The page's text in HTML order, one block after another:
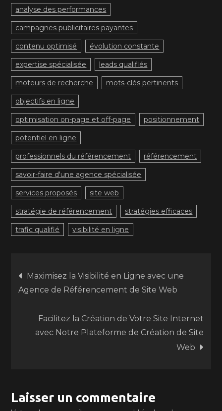
analyse des performances
campagnes publicitaires payantes
contenu optimisé évolution constante
expertise spécialisée leads qualifiés
moteurs de recherche mots-clés pertinents
objectifs en ligne
optimisation on-page et off-page positionnement
potentiel en ligne
professionnels du référencement référencement
savoir-faire d'une agence spécialisée
services proposés site web
stratégie de référencement stratégies efficaces
trafic qualifié visibilité en ligne
Navigation
de
l’article
Maximisez la Visibilité en Ligne avec une
Agence de Référencement de Site Web
Facilitez la Création de Votre Site Internet
avec Notre Plateforme de Création de Site
Web
Laisser un commentaire